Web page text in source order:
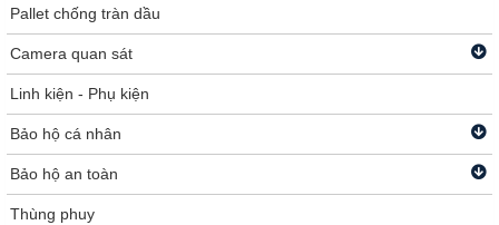
Pallet chống tràn dầu
Camera quan sát
Linh kiện - Phụ kiện
Bảo hộ cá nhân
Bảo hộ an toàn
Thùng phuy